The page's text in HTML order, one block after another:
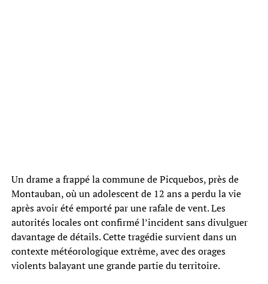
Un drame a frappé la commune de Picquebos, près de
Montauban, où un adolescent de 12 ans a perdu la vie
après avoir été emporté par une rafale de vent. Les
autorités locales ont confirmé l’incident sans divulguer
davantage de détails. Cette tragédie survient dans un
contexte météorologique extrême, avec des orages
violents balayant une grande partie du territoire.